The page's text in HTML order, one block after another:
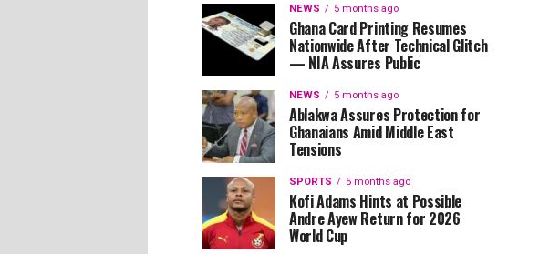
NEWS 5 months ago
Ghana Card Printing Resumes
Nationwide After Technical Glitch
— NIA Assures Public
NEWS 5 months ago
Ablakwa Assures Protection for
Ghanaians Amid Middle East
Tensions
SPORTS 5 months ago
Kofi Adams Hints at Possible
Andre Ayew Return for 2026
World Cup